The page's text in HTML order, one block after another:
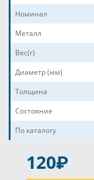
Номинал
Металл
Вес(г)
Диаметр (мм)
Толщина
Состояние
По каталогу
120P